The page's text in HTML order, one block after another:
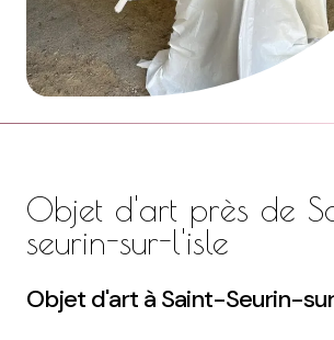
Objet d'art près de
seurin-sur-l'isle
Objet d'art à Saint-Seurin-